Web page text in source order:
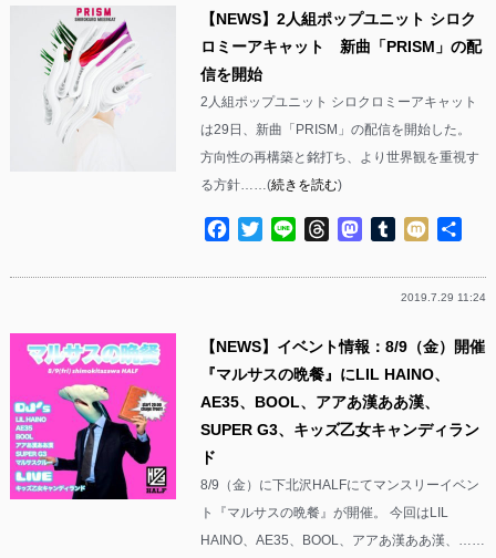
【NEWS】2人組ポップユニット シロク
ロミーアキャット 新曲「PRISM」の配
信を開始
2人組ポップユニット シロクロミーアキャット
は29日、新曲「PRISM」の配信を開始した。
方向性の再構築と銘打ち、より世界観を重視す
る方針……(続きを読む)
Facebook
TwitterLine ThreadsMastodon
Tumblr
Mixi
2019.7.29 11:24
【NEWS】イベント情報：8/9（金）開催
『マルサスの晩餐』にLIL HAINO、
AE35、BOOL、アアあ漢ああ漢、
SUPER G3、キッズ乙女キャンディラン
ド
8/9（金）に下北沢HALFにてマンスリーイベン
ト『マルサスの晩餐』が開催。 今回はLIL
HAINO、AE35、BOOL、アアあ漢ああ漢、……